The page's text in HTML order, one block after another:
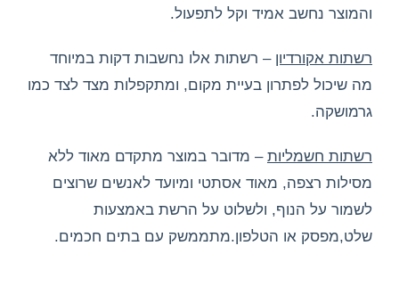
והמוצר נחשב אמיד וקל לתפעול.
רשתות אקורדיון – רשתות אלו נחשבות דקות במיוחד
מה שיכול לפתרון בעיית מקום, ומתקפלות מצד לצד כמו
גרמושקה.
רשתות חשמליות – מדובר במוצר מתקדם מאוד ללא
מסילות רצפה, מאוד אסתטי ומיועד לאנשים שרוצים
לשמור על הנוף, ולשלוט על הרשת באמצעות
שלט,מפסק או הטלפון.מתממשק עם בתים חכמים.